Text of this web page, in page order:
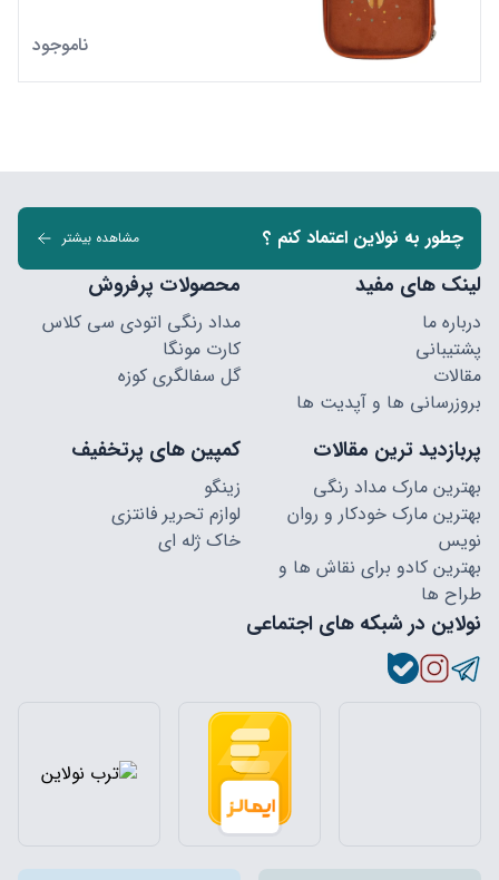
ناموجود
چطور به نولاین اعتماد کنم ؟ مشاهده بیشتر
لینک های مفید
درباره ما
پشتیبانی
مقالات
بروزرسانی ها و آپدیت ها
محصولات پرفروش
مداد رنگی اتودی سی کلاس
کارت مونگا
گل سفالگری کوزه
پربازدید ترین مقالات
بهترین مارک مداد رنگی
بهترین مارک خودکار و روان
نویس
بهترین کادو برای نقاش ها و
طراح ها
کمپین های پرتخفیف
زینگو
لوازم تحریر فانتزی
خاک ژله ای
نولاین در شبکه های اجتماعی